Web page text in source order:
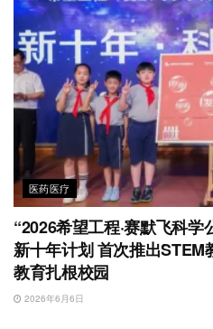
医药医疗
“2026希望工程·赛默飞科
新十年计划 首次推出
教育扎根校园
2026年6月6日